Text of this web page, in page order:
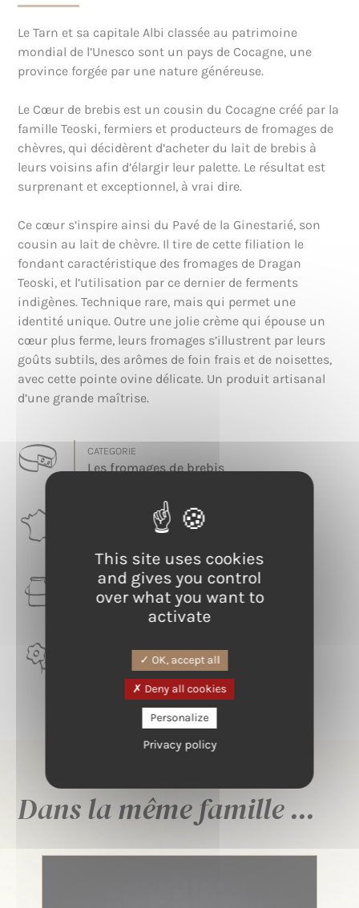
Le Tarn et sa capitale Albi classée au patrimoine
mondial de l’Unesco sont un pays de Cocagne, une
province forgée par une nature généreuse.
Le Cœur de brebis est un cousin du Cocagne créé par la
famille Teoski, fermiers et producteurs de fromages de
chèvres, qui décidèrent d’acheter du lait de brebis à
leurs voisins afin d’élargir leur palette. Le résultat est
surprenant et exceptionnel, à vrai dire.
Ce cœur s’inspire ainsi du Pavé de la Ginestarié, son
cousin au lait de chèvre. Il tire de cette filiation le
fondant caractéristique des fromages de Dragan
Teoski, et l’utilisation par ce dernier de ferments
indigènes. Technique rare, mais qui permet une
identité unique. Outre une jolie crème qui épouse un
cœur plus ferme, leurs fromages s’illustrent par leurs
goûts subtils, des arômes de foin frais et de noisettes,
avec cette pointe ovine délicate. Un produit artisanal
d’une grande maîtrise.
CATEGORIE
Les fromages de brebis
LAIT
Brebis
Terroir tarnais généreux
Dans la même famille ...
This site uses cookies
and gives you control
over what you want to
activate
OK, accept all
Deny all cookies
Personalize
Privacy policy